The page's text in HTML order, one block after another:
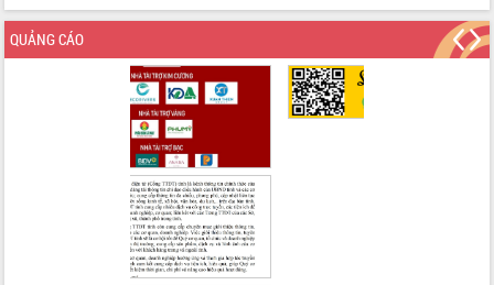
trưởng đạt 5,86% trong năm 2026
UBND tỉnh Đắk Lắk triển khai công tác
quốc phòng, quân sự địa phương năm
Đắk Lắk tập trung toàn lực khắc phục
tồn tại IUU, sẵn sàng làm việc với
Chủ tịch UBND tỉnh Tạ Anh Tuấn thăm,
chúc mừng các bệnh viện nhân Ngày
Thầy thuốc Việt Nam
Rộn ràng lễ hội truyền thống Sông
QUẢNG CÁO